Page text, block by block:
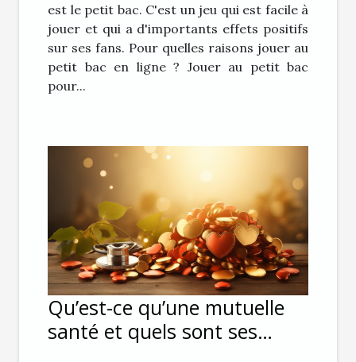
est le petit bac. C'est un jeu qui est facile à
jouer et qui a d'importants effets positifs
sur ses fans. Pour quelles raisons jouer au
petit bac en ligne ? Jouer au petit bac
pour...
Qu’est-ce qu’une mutuelle
santé et quels sont ses